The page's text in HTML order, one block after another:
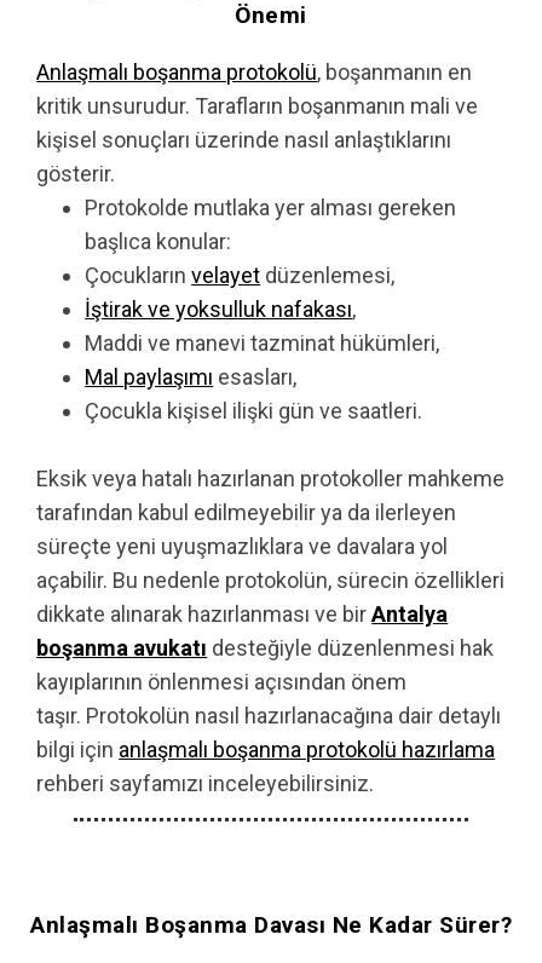
Önemi
Anlaşmalı boşanma protokolü, boşanmanın en
kritik unsurudur. Tarafların boşanmanın mali ve
kişisel sonuçları üzerinde nasıl anlaştıklarını
gösterir.
Protokolde mutlaka yer alması gereken
başlıca konular:
Çocuklarınvelayet düzenlemesi,
İştirak ve yoksulluk nafakası,
Maddi ve manevi tazminat hükümleri,
Mal paylaşımı esasları,
Çocukla kişisel ilişki gün ve saatleri.
Eksik veya hatalı hazırlanan protokoller mahkeme
tarafından kabul edilmeyebilir ya da ilerleyen
süreçte yeni uyuşmazlıklara ve davalara yol
açabilir. Bu nedenle protokolün, sürecin özellikleri
dikkate alınarak hazırlanması ve birAntalya
boşanma avukatı desteğiyle düzenlenmesi hak
kayıplarının önlenmesi açısından önem
taşır. Protokolün nasıl hazırlanacağına dair detaylı
bilgi için anlaşmalı boşanma protokolü hazırlama
rehberi sayfamızı inceleyebilirsiniz.
Anlaşmalı Boşanma Davası Ne Kadar Sürer?